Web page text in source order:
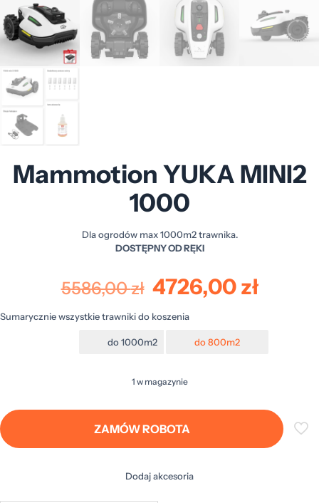
Mammotion YUKA MINI2
1000
Dla ogrodów max 1000m2 trawnika.
DOSTĘPNY OD RĘKI
5586,00zł Pierwotna
cena
wynosiła:
5586,00 zł.
4726,00zł
Sumarycznie wszystkie trawniki do koszenia
do 1000m2 do 800m2
1 w magazynie
ZAMÓW ROBOTA
Dodaj akcesoria